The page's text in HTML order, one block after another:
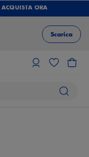
ORA
Scarica